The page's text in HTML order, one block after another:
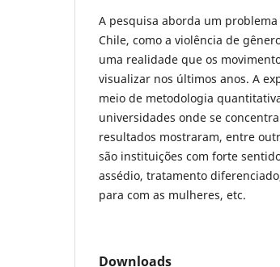
A pesquisa aborda um
Chile, como a violência de
uma realidade que os
visualizar nos últimos anos. A
meio de metodologia
universidades onde se
resultados mostraram, entre
são instituições com forte
assédio, tratamento
para com as mulheres, etc.
Downloads